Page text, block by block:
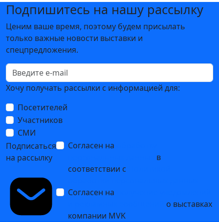
Подпишитесь на нашу рассылку
Ценим ваше время, поэтому будем присылать
только важные новости выставки и
спецпредложения.
Хочу получать рассылки с информацией для:
Посетителей
Участников
СМИ
Подписаться
на рассылку
Согласен на
в
соответствии с
Согласен на
о выставках
компании MVK